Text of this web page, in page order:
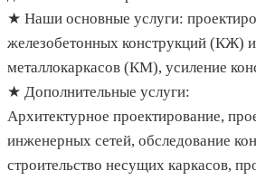
★ Наши основные услуги:
железобетонных конструкций (КЖ)
металлокаркасов (КМ), усиление
★ Дополнительные услуги:
Архитектурное проектирование,
инженерных сетей, обследование
строительство несущих каркасов,